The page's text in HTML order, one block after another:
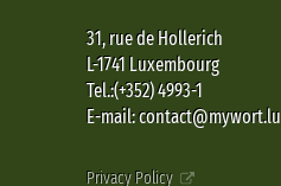
31, rue de Hollerich
L-1741 Luxembourg
Tel.:(+352) 4993-1
E-mail: contact@mywort.lu
Privacy Policy